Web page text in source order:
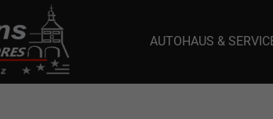
selector1-aee-
AUTOHAUS &